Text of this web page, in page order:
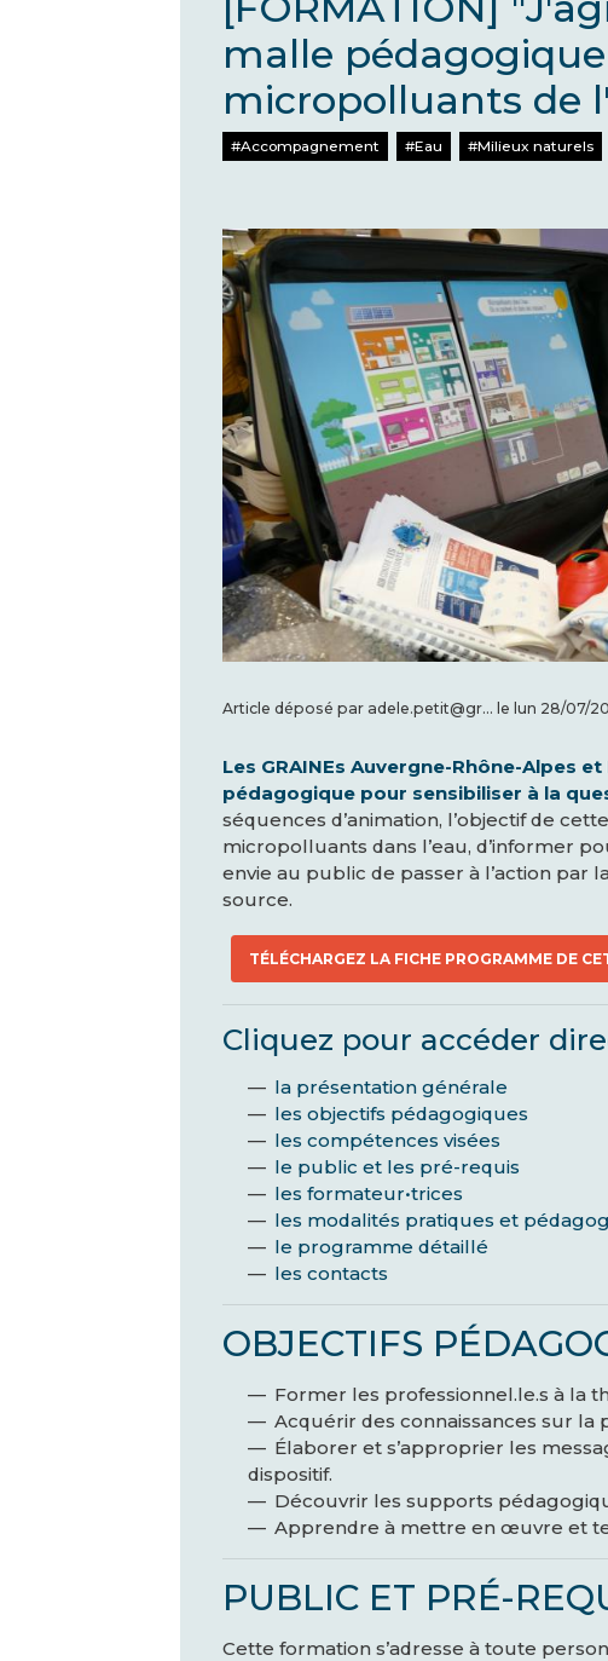
malle
micropolluants de
Accompagnement Eau Milieux naturels
Article déposé par adele.petit@gr… le lun 28/07/
Les GRAINEs Auvergne-Rhône-Alpes
pédagogique pour sensibiliser à la
séquences d’animation, l’objectif de
micropolluants dans l’eau, d’informer
envie au public de passer à l’action par
source.
TÉLÉCHARGEZ LA FICHE PROGRAMME DE
Cliquez pour accéder
la présentation générale
les objectifs pédagogiques
les compétences visées
le public et les pré-requis
les formateur•trices
les modalités pratiques et
le programme détaillé
les contacts
OBJECTIFS PÉ
Former les professionnel.le.s à la
Acquérir des connaissances sur
Élaborer et s’approprier les
dispositif.
Découvrir les supports
Apprendre à mettre en œuvre et
PUBLIC ET PRÉ-
Cette formation s’adresse à toute